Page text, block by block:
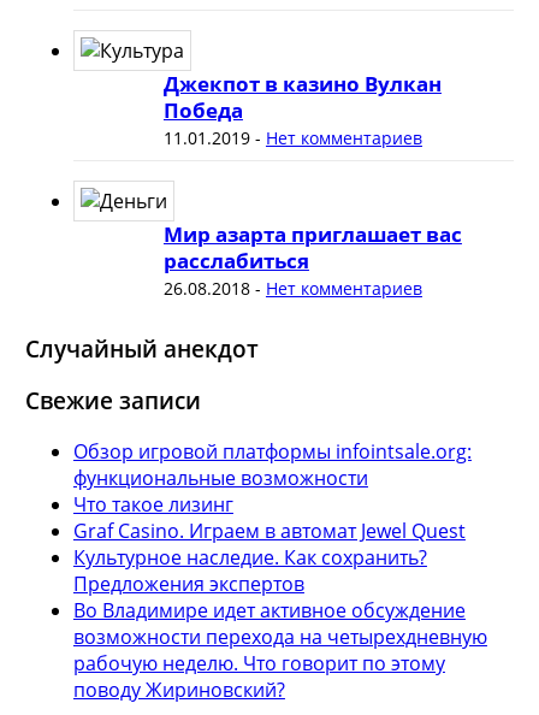
Джекпот в казино Вулкан
Победа
11.01.2019- Нет комментариев
Мир азарта приглашает вас
расслабиться
26.08.2018- Нет комментариев
Случайный анекдот
Свежие записи
Обзор игровой платформы infointsale.org:
функциональные возможности
Что такое лизинг
Graf Casino. Играем в автомат Jewel Quest
Культурное наследие. Как сохранить?
Предложения экспертов
Во Владимире идет активное обсуждение
возможности перехода на четырехдневную
рабочую неделю. Что говорит по этому
поводу Жириновский?